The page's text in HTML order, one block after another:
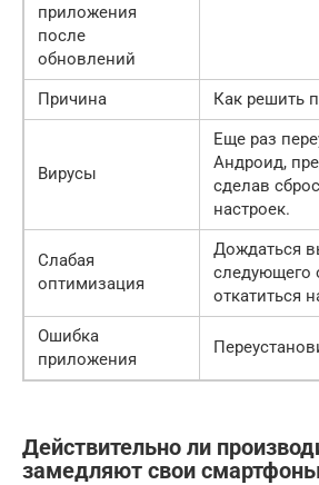
приложения
после
обновлений
Причина
Как решить
Вирусы
Еще раз
Андроид,
сделав
настроек.
Слабая
оптимизация
Дождаться
следующего
откатиться
Ошибка
приложения
Действительно ли
замедляют свои